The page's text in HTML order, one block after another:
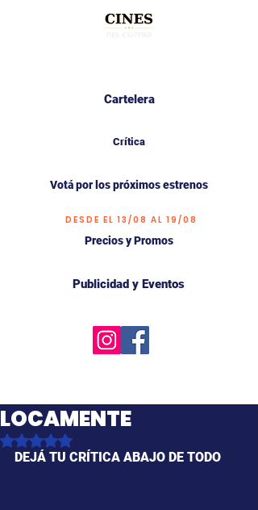
Cartelera
Crítica
Votá por los próximos estrenos
DESDE EL 13/08 AL 19/08
Precios y Promos
Publicidad y Eventos
LOCAMENTE
Obtuvo NaN de 5 estrellas.
DEJÁ TU CRÍTICA ABAJO DE TODO